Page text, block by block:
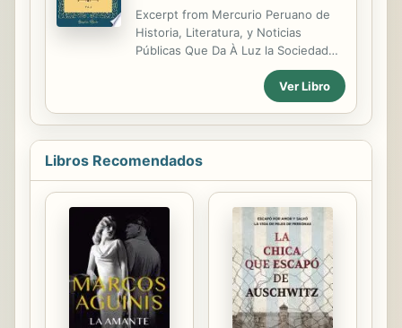
Excerpt from Mercurio Peruano de
Historia, Literatura, y Noticias
Públicas Que Da À Luz la Sociedad
Academica de Amantes de Lima, y en
Su Nombre D Jacinto Calero y
Moreira, Vol. 1: Que Comprehende
los Meses de Enero, Febrero, Marzo,
y Abril, de 1791 Tóáces cesarán de
ocultarse mis cónsocios. Están
justa censura mí° 'se merezcan:
pero, mismas l;sreosas Sigan el
curso metódico que¿corgesgondeá
a, su permiti se - ...me el que ya
5010 sea cono'cido con
p;é£ereqcía... U E3pero que nunca
llegará este caso funesto; y asi
repito mis súplicas al...
Ver Libro
Libros Recomendados